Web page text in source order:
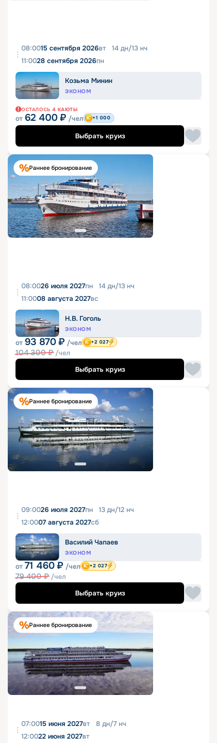
08:0015 сентября 2026вт 14 дн/13 нч
11:0028 сентября 2026пн
Козьма Минин
ЭКОНОМ
ОСТАЛОСЬ 4 КАЮТЫ
от 62 400 ₽ /чел +1 000
Выбрать круиз
Раннее бронирование
08:0026 июля 2027пн 14 дн/13 нч
11:0008 августа 2027вс
Н.В. Гоголь
ЭКОНОМ
от 93 870 ₽ /чел
104 300₽ /чел
+2 027
Выбрать круиз
Раннее бронирование
09:0026 июля 2027пн 13 дн/12 нч
12:0007 августа 2027сб
Василий Чапаев
ЭКОНОМ
от 71 460 ₽ /чел
79 400₽ /чел
+2 027
Выбрать круиз
Раннее бронирование
07:0015 июня 2027вт 8 дн/7 нч
12:0022 июня 2027вт